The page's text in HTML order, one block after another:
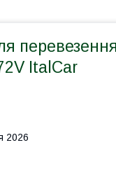
ItalCar
2026